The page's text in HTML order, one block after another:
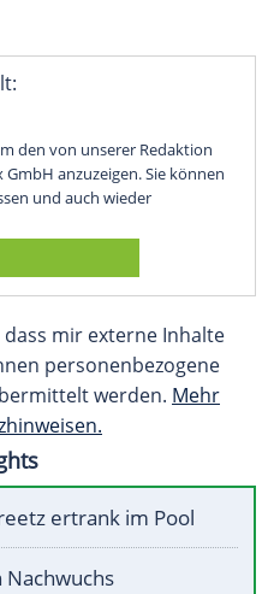
den von unserer Redaktion
anzuzeigen. Sie können
und auch wieder
mir externe Inhalte
personenbezogene
werden. Mehr
ertrank im Pool
Nachwuchs